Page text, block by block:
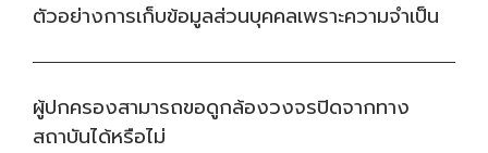
ตัวอย่างการเก็บข้อมูลส่วนบุคคลเพราะความจำเป็น
ผู้ปกครองสามารถขอดูกล้องวงจรปิดจากทาง
สถาบันได้หรือไม่